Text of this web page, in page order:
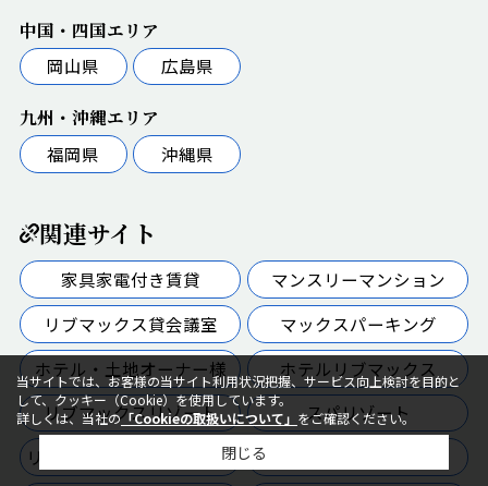
中国・四国エリア
岡山県
広島県
九州・沖縄エリア
福岡県
沖縄県
関連サイト
家具家電付き賃貸
マンスリーマンション
リブマックス貸会議室
マックスパーキング
ホテル・土地オーナー様
ホテルリブマックス
リブマックスリゾート
スパリゾート
リブマックスゴルフクラブ
当サイトでは、お客様の当サイト利用状況把握、サービス向上検討を目的と
して、クッキー（Cookie）を使用しています。
詳しくは、当社の「Cookieの取扱いについて」 をご確認ください。
閉じる